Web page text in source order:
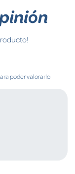
poder valorarlo